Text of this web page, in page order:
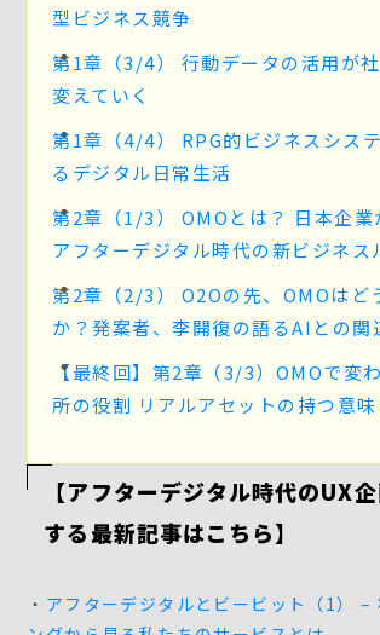
型ビジネス競争
第1章（3/4） 行動データの活用が
変えていく
第1章（4/4） RPG的ビジネスシス
るデジタル日常生活
第2章（1/3） OMOとは？ 日本企業
アフターデジタル時代の新ビジネス
第2章（2/3） O2Oの先、OMOはど
か？発案者、李開復の語るAIとの関
【最終回】第2章（3/3）OMOで変
所の役割 リアルアセットの持つ意味
【アフターデジタル時代のUX
する最新記事はこちら】
・ アフターデジタルとビービット（1） –